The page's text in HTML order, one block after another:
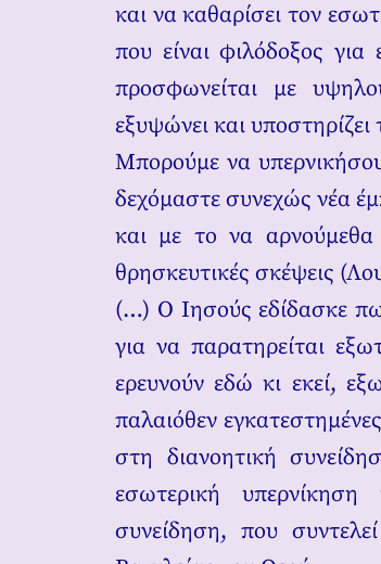
και να καθαρίσει τον
που είναι φιλόδοξος
προσφωνείται με
εξυψώνει και
Μπορούμε να
δεχόμαστε συνεχώς νέα
και με το να αρνούμεθα
θρησκευτικές σκέψεις
(…) Ο Ιησούς εδίδασκε
για να παρατηρείται
ερευνούν εδώ κι εκεί,
παλαιόθεν
στη διανοητική
εσωτερική
συνείδηση, που